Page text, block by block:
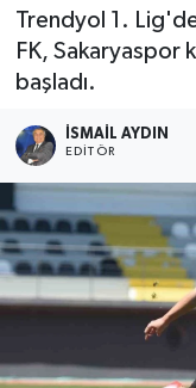
Trendyol 1.
FK, Sakaryaspor
başladı.
İSMAIL AYDIN
EDITÖR
RESMİ